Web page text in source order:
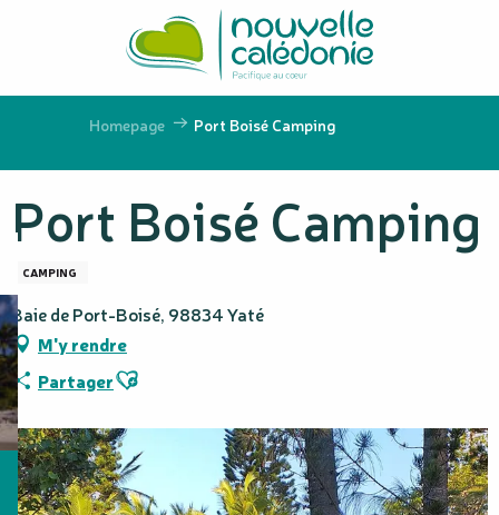
principal
Homepage Port Boisé Camping
Port Boisé Camping
CAMPING
Baie de Port-Boisé, 98834 Yaté
M'y rendre
PartagerAjouter aux favoris